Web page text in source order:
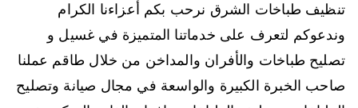
تنظيف طباخات الشرق نرحب بكم أعزاءنا الكرام
وندعوكم لتعرف على خدماتنا المتميزة في غسيل و
تصليح طباخات والأفران والمداخن من خلال طاقم عملنا
صاحب الخبرة الكبيرة والواسعة في مجال صيانة وتصليح